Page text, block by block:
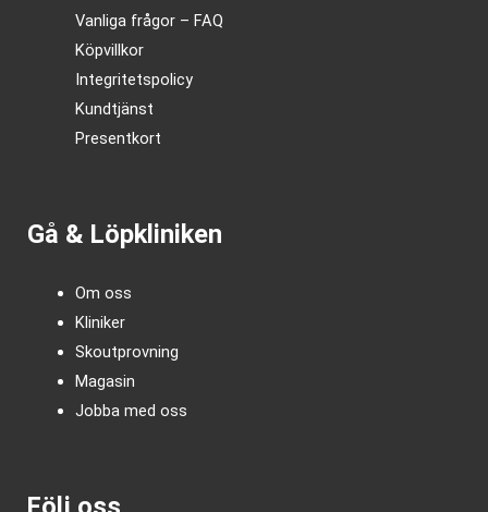
Vanliga frågor – FAQ
Köpvillkor
Integritetspolicy
Kundtjänst
Presentkort
Gå & Löpkliniken
Om oss
Kliniker
Skoutprovning
Magasin
Jobba med oss